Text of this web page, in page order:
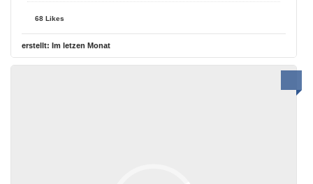
68 Likes
erstellt: Im letzen Monat